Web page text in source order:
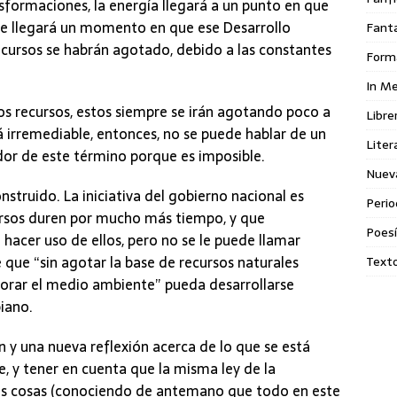
la energía llegará a un punto en que
llegará un momento en que ese Desarrollo
se habrán agotado, debido a las constantes
recursos, estos siempre se irán agotando poco a
entonces, no se puede hablar de un
de este término porque es imposible.
La iniciativa del gobierno nacional es
duren por mucho más tiempo, y que
uso de ellos, pero no se le puede llamar
“sin agotar la base de recursos naturales
el medio ambiente” pueda desarrollarse
una nueva reflexión acerca de lo que se está
y tener en cuenta que la misma ley de la
cosas (conociendo de antemano que todo en este
In